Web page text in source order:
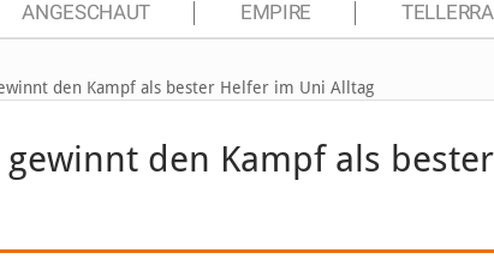
ANGESCHAUT EMPIRE
den Kampf als bester Helfer im Uni Alltag
den Kampf als